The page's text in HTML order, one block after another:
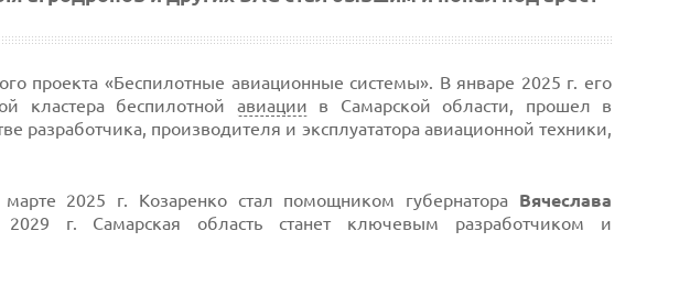
проекта «Беспилотные авиационные системы». В январе 2025 г. его
кластера беспилотной авиации в Самарской области, прошел в
разработчика, производителя и эксплуататора авиационной техники,
2025 г. Козаренко стал помощником губернатора Вячеслава
г. Самарская область станет ключевым разработчиком и